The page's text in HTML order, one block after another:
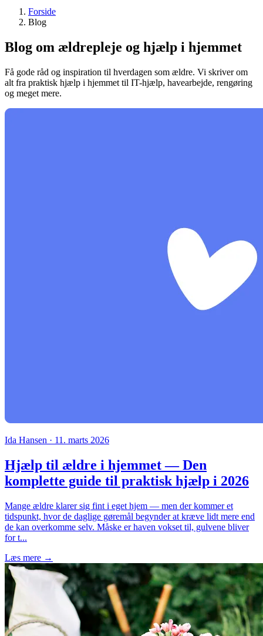
Forside
Blog
Blog om ældrepleje og hjælp i hjemmet
Få gode råd og inspiration til hverdagen som ældre. Vi skriver om
alt fra praktisk hjælp i hjemmet til IT-hjælp, havearbejde, rengøring
og meget mere.
Ida Hansen · 11. marts 2026
Hjælp til ældre i hjemmet — Den
komplette guide til praktisk hjælp i 2026
Mange ældre klarer sig fint i eget hjem — men der kommer et
tidspunkt, hvor de daglige gøremål begynder at kræve lidt mere end
de kan overkomme selv. Måske er haven vokset til, gulvene bliver
for t...
Læs mere →